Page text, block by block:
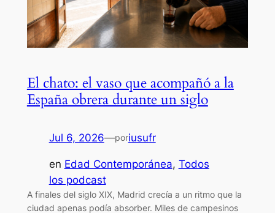
El chato: el vaso que acompañó a la
España obrera durante un siglo
Jul 6, 2026—poriusufr
en Edad Contemporánea, Todos
los podcast
A finales del siglo XIX, Madrid crecía a un ritmo que la
ciudad apenas podía absorber. Miles de campesinos